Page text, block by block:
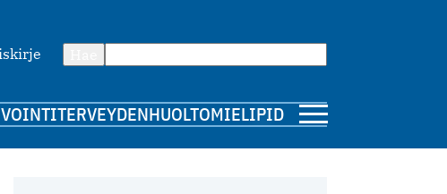
TERVEYDENHUOLTOMIELIPIDE